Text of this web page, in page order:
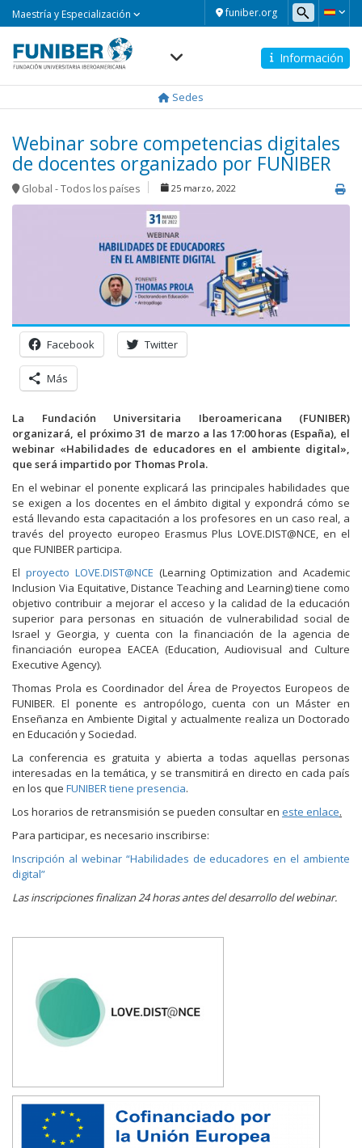
funiber.org
Maestría y Especialización
Información
Sedes
Webinar sobre competencias digitales
de docentes organizado por FUNIBER
Global - Todos los países 25 marzo, 2022
Facebook Twitter
Más
La Fundación Universitaria Iberoamericana (FUNIBER)
organizará, el próximo 31 de marzo a las 17:00 horas (España), el
webinar «Habilidades de educadores en el ambiente digital»,
que será impartido por Thomas Prola.
En el webinar el ponente explicará las principales habilidades que
se exigen a los docentes en el ámbito digital y expondrá cómo se
está llevando esta capacitación a los profesores en un caso real, a
través del proyecto europeo Erasmus Plus LOVE.DIST@NCE, en el
que FUNIBER participa.
El proyecto LOVE.DIST@NCE (Learning Optimization and Academic
Inclusion Via Equitative, Distance Teaching and Learning) tiene como
objetivo contribuir a mejorar el acceso y la calidad de la educación
superior para personas en situación de vulnerabilidad social de
Israel y Georgia, y cuenta con la financiación de la agencia de
financiación europea EACEA (Education, Audiovisual and Culture
Executive Agency).
Thomas Prola es Coordinador del Área de Proyectos Europeos de
FUNIBER. El ponente es antropólogo, cuenta con un Máster en
Enseñanza en Ambiente Digital y actualmente realiza un Doctorado
en Educación y Sociedad.
La conferencia es gratuita y abierta a todas aquellas personas
interesadas en la temática, y se transmitirá en directo en cada país
en los que FUNIBER tiene presencia.
Los horarios de retransmisión se pueden consultar en este enlace.
Para participar, es necesario inscribirse:
Inscripción al webinar “Habilidades de educadores en el ambiente
digital”
Las inscripciones finalizan 24 horas antes del desarrollo del webinar.